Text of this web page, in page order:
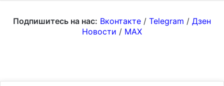
Подпишитесь на нас: Вконтакте / Telegram / Дзен
Новости / MAX